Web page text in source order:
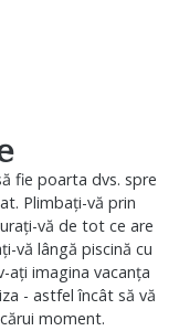
fie poarta dvs. spre
Plimbați-vă prin
vă de tot ce are
vă lângă piscină cu
ați imagina vacanța
- astfel încât să vă
moment.